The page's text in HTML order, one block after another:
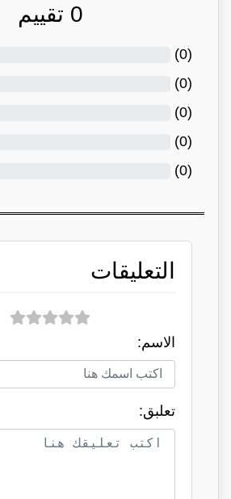
0 تقييم
(
0
)
(
0
)
(
0
)
(
0
)
(
0
)
التعليقات
الاسم:
تعلبق: